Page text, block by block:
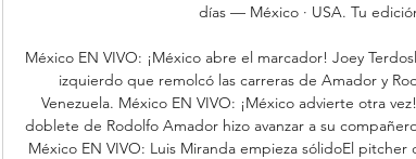
días — México · USA. Tu
México EN VIVO: ¡México abre el marcador! Joey
izquierdo que remolcó las carreras de Amador y
Venezuela. México EN VIVO: ¡México advierte otra
doblete de Rodolfo Amador hizo avanzar a su
México EN VIVO: Luis Miranda empieza sólidoEl